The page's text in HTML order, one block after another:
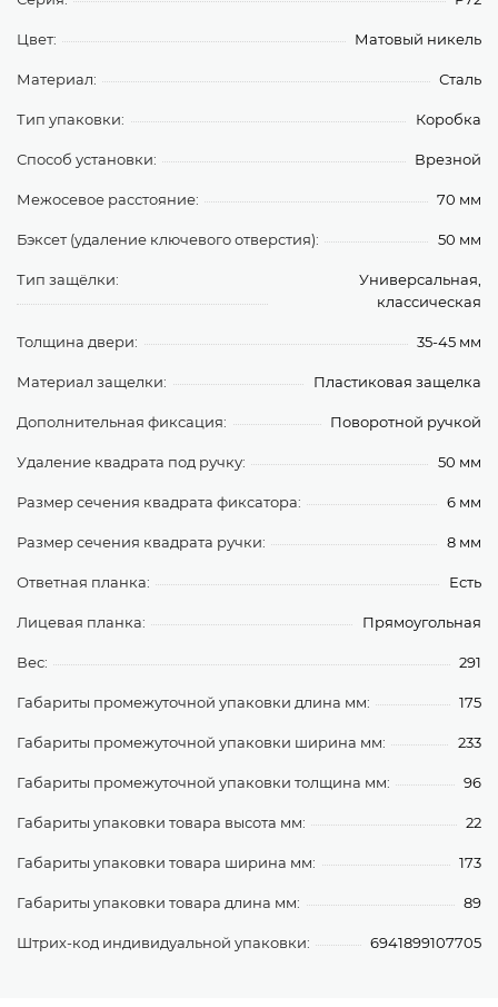
Цвет: Матовый никель
Материал: Сталь
Тип упаковки: Коробка
Способ установки: Врезной
Межосевое расстояние: 70 мм
Бэксет (удаление ключевого отверстия): 50 мм
Тип защёлки:
Универсальная,
классическая
Толщина двери: 35-45 мм
Материал защелки: Пластиковая защелка
Дополнительная фиксация: Поворотной ручкой
Удаление квадрата под ручку: 50 мм
Размер сечения квадрата фиксатора: 6 мм
Размер сечения квадрата ручки: 8 мм
Ответная планка: Есть
Лицевая планка: Прямоугольная
Вес: 291
Габариты промежуточной упаковки длина мм: 175
Габариты промежуточной упаковки ширина мм: 233
Габариты промежуточной упаковки толщина мм: 96
Габариты упаковки товара высота мм: 22
Габариты упаковки товара ширина мм: 173
Габариты упаковки товара длина мм: 89
Штрих-код индивидуальной упаковки: 6941899107705